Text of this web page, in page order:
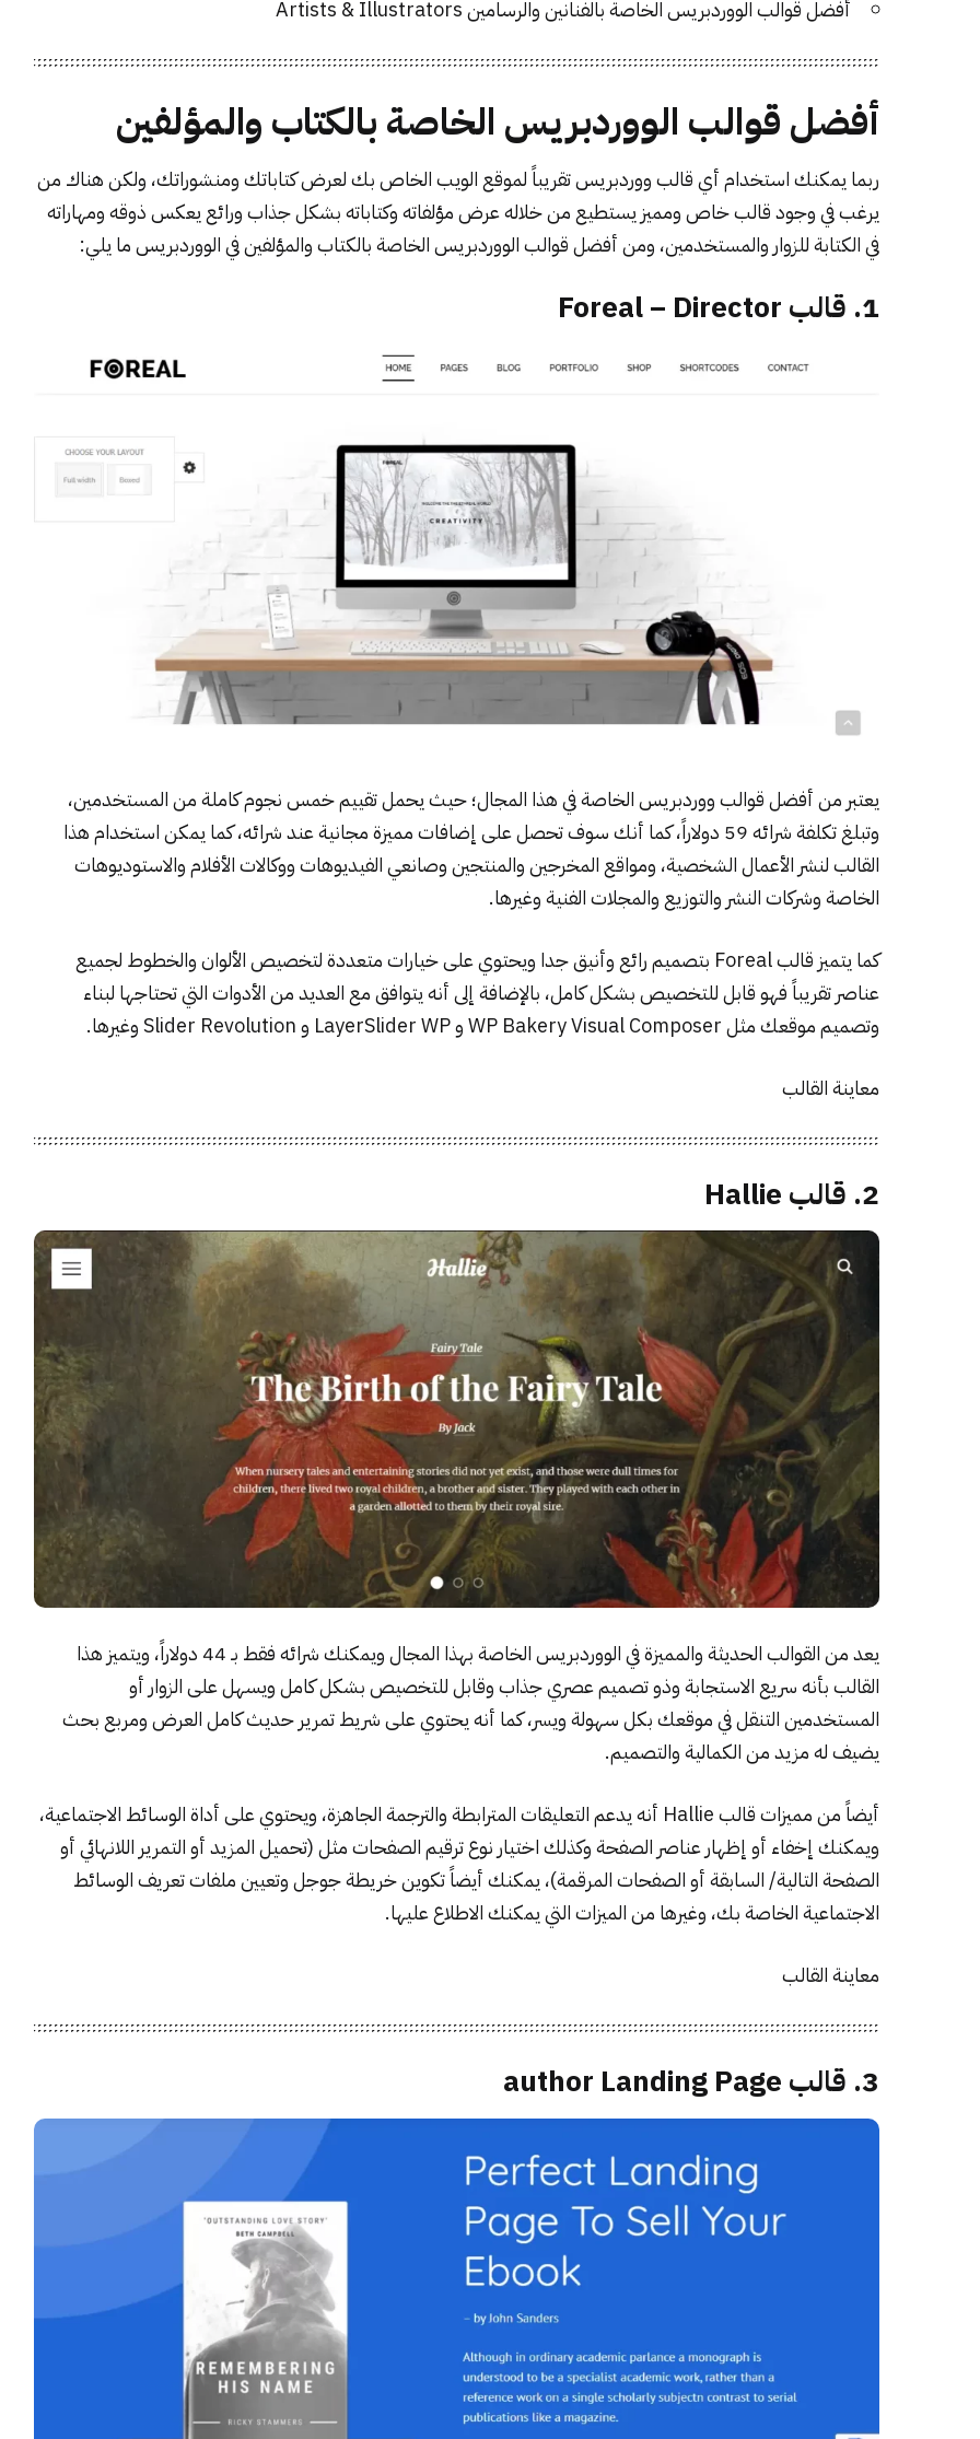
أفضل قوالب الووردبريس الخاصة بالفنانين والرسامين Artists & Illustrators
أفضل قوالب الووردبريس الخاصة بالكتاب والمؤلفين
ربما يمكنك استخدام أي قالب ووردبريس تقريباً لموقع الويب الخاص بك لعرض كتاباتك ومنشوراتك، ولكن هناك من
يرغب في وجود قالب خاص ومميز يستطيع من خلاله عرض مؤلفاته وكتاباته بشكل جذاب ورائع يعكس ذوقه ومهاراته
في الكتابة للزوار والمستخدمين، ومن أفضل قوالب الووردبريس الخاصة بالكتاب والمؤلفين في الووردبريس ما يلي:
1. قالب Foreal – Director
يعتبر من أفضل قوالب ووردبريس الخاصة في هذا المجال؛ حيث يحمل تقييم خمس نجوم كاملة من المستخدمين،
وتبلغ تكلفة شرائه 59 دولاراً، كما أنك سوف تحصل على إضافات مميزة مجانية عند شرائه، كما يمكن استخدام هذا
القالب لنشر الأعمال الشخصية، ومواقع المخرجين والمنتجين وصانعي الفيديوهات ووكالات الأفلام والاستوديوهات
الخاصة وشركات النشر والتوزيع والمجلات الفنية وغيرها.
كما يتميز قالب Foreal بتصميم رائع وأنيق جدا ويحتوي على خيارات متعددة لتخصيص الألوان والخطوط لجميع
عناصر تقريباً فهو قابل للتخصيص بشكل كامل، بالإضافة إلى أنه يتوافق مع العديد من الأدوات التي تحتاجها لبناء
وتصميم موقعك مثل WP Bakery Visual Composer و LayerSlider WP و Slider Revolution وغيرها.
معاينة القالب
2. قالب Hallie
يعد من القوالب الحديثة والمميزة في الووردبريس الخاصة بهذا المجال ويمكنك شرائه فقط بـ 44 دولاراً، ويتميز هذا
القالب بأنه سريع الاستجابة وذو تصميم عصري جذاب وقابل للتخصيص بشكل كامل ويسهل على الزوار أو
المستخدمين التنقل في موقعك بكل سهولة ويسر، كما أنه يحتوي على شريط تمرير حديث كامل العرض ومربع بحث
يضيف له مزيد من الكمالية والتصميم.
أيضاً من مميزات قالب Hallie أنه يدعم التعليقات المترابطة والترجمة الجاهزة، ويحتوي على أداة الوسائط الاجتماعية،
ويمكنك إخفاء أو إظهار عناصر الصفحة وكذلك اختيار نوع ترقيم الصفحات مثل (تحميل المزيد أو التمرير اللانهائي أو
الصفحة التالية/ السابقة أو الصفحات المرقمة)، يمكنك أيضاً تكوين خريطة جوجل وتعيين ملفات تعريف الوسائط
الاجتماعية الخاصة بك، وغيرها من الميزات التي يمكنك الاطلاع عليها.
معاينة القالب
3. قالب author Landing Page